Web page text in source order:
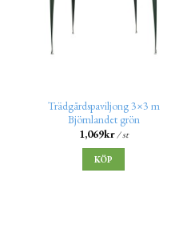
Trädgårdspaviljong 3×3 m
Björnlandet grön
1,069kr/ st
KÖP